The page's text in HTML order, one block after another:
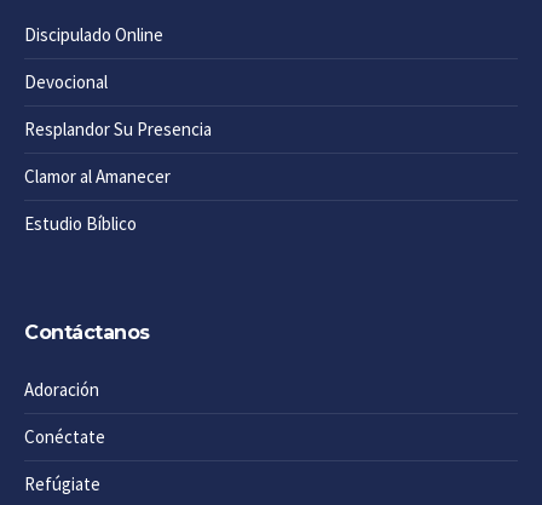
Discipulado Online
Devocional
Resplandor Su Presencia
Clamor al Amanecer
Estudio Bíblico
Contáctanos
Adoración
Conéctate
Refúgiate